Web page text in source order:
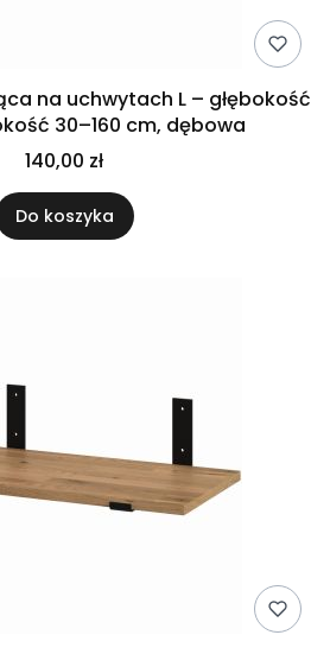
na uchwytach L – głębokość
30–160 cm, dębowa
140,00 zł
Do koszyka